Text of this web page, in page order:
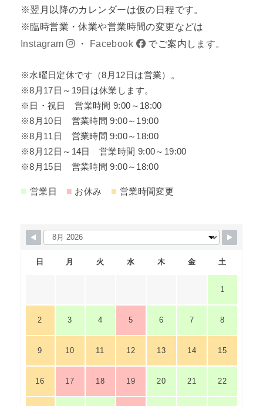
※翌月以降のカレンダーは仮の日程です。
※臨時営業・休業や営業時間の変更などは
Instagram
・ Facebook でご案内します。
※水曜日定休です（8月12日は営業）。
※8月17日～19日は休業します。
※日・祝日 営業時間 9:00～18:00
※8月10日 営業時間 9:00～19:00
※8月11日 営業時間 9:00～18:00
※8月12日～14日 営業時間 9:00～19:00
※8月15日 営業時間 9:00～18:00
■ 営業日 ■ お休み ■ 営業時間変更
日 月 火 水 木 金 土
1
2 3 4 5 6 7 8
9 10 11 12 13 14 15
16 17 18 19 20 21 22